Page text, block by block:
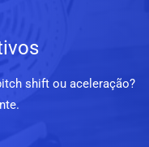
shift ou aceleração?